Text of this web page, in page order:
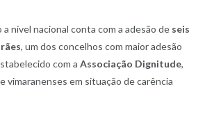
a nível nacional conta com a adesão de seis
, um dos concelhos com maior adesão
com a Associação Dignitude,
vimaranenses em situação de carência